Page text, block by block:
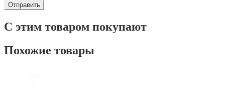
С этим товаром покупают
Похожие товары